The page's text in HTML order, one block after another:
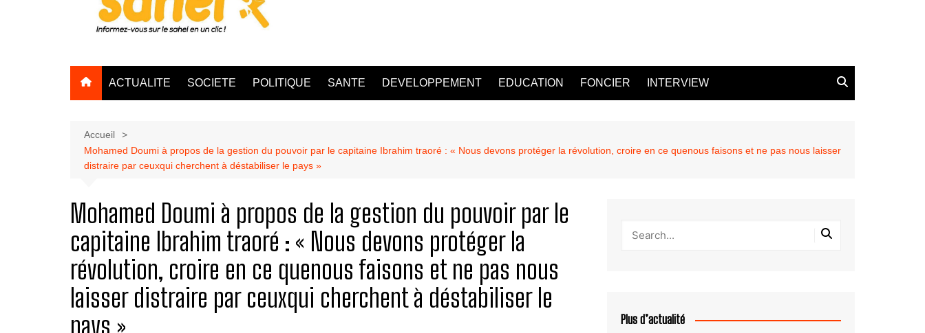
ACTUALITE SOCIETE POLITIQUE SANTE DEVELOPPEMENT EDUCATION FONCIER INTERVIEW
Accueil
Mohamed Doumi à propos de la gestion du pouvoir par le capitaine Ibrahim traoré : « Nous devons protéger la révolution, croire en ce quenous faisons et ne pas nous laisser
distraire par ceuxqui cherchent à déstabiliser le pays »
Mohamed Doumi à propos de la gestion du pouvoir par le
capitaine Ibrahim traoré : « Nous devons protéger la
révolution, croire en ce quenous faisons et ne pas nous
laisser distraire par ceuxqui cherchent à déstabiliser le
pays »
Plus d’actualité